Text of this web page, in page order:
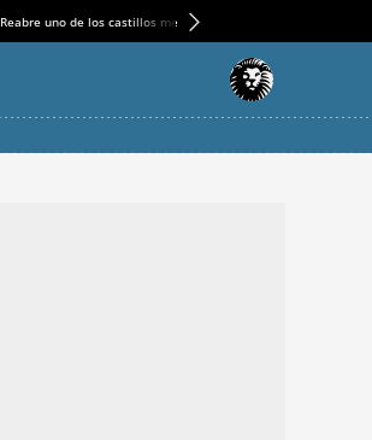
Reabre uno de los castillos medievales más espectaculares